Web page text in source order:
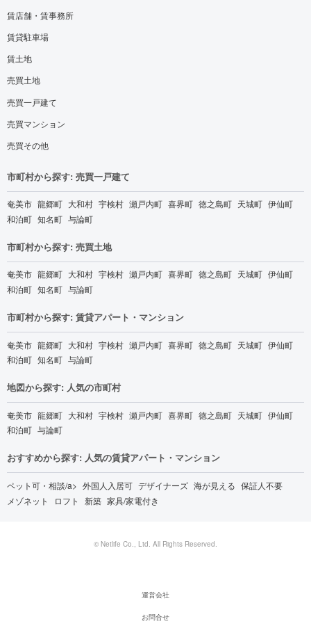
賃店舗・賃事務所
賃貸駐車場
賃土地
売買土地
売買一戸建て
売買マンション
売買その他
市町村から探す: 売買一戸建て
奄美市 龍郷町 大和村 宇検村 瀬戸内町 喜界町 徳之島町 天城町 伊仙町
和泊町 知名町 与論町
市町村から探す: 売買土地
奄美市 龍郷町 大和村 宇検村 瀬戸内町 喜界町 徳之島町 天城町 伊仙町
和泊町 知名町 与論町
市町村から探す: 賃貸アパート・マンション
奄美市 龍郷町 大和村 宇検村 瀬戸内町 喜界町 徳之島町 天城町 伊仙町
和泊町 知名町 与論町
地図から探す: 人気の市町村
奄美市 龍郷町 大和村 宇検村 瀬戸内町 喜界町 徳之島町 天城町 伊仙町
和泊町 与論町
おすすめから探す: 人気の賃貸アパート・マンション
ペット可・相談/a> 外国人入居可 デザイナーズ 海が見える 保証人不要
メゾネット
ロフト 新築 家具/家電付き
© Netlife Co., Ltd. All Rights Reserved.
運営会社
お問合せ